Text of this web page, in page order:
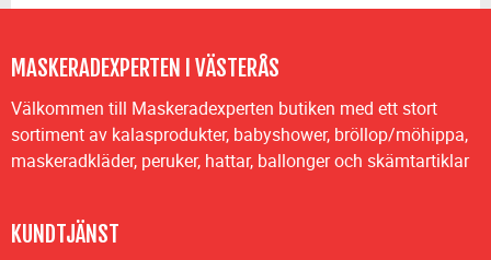
MASKERADEXPERTEN I VÄSTERÅS
Välkommen till Maskeradexperten butiken med ett stort
sortiment av kalasprodukter, babyshower, bröllop/möhippa,
maskeradkläder, peruker, hattar, ballonger och skämtartiklar
KUNDTJÄNST